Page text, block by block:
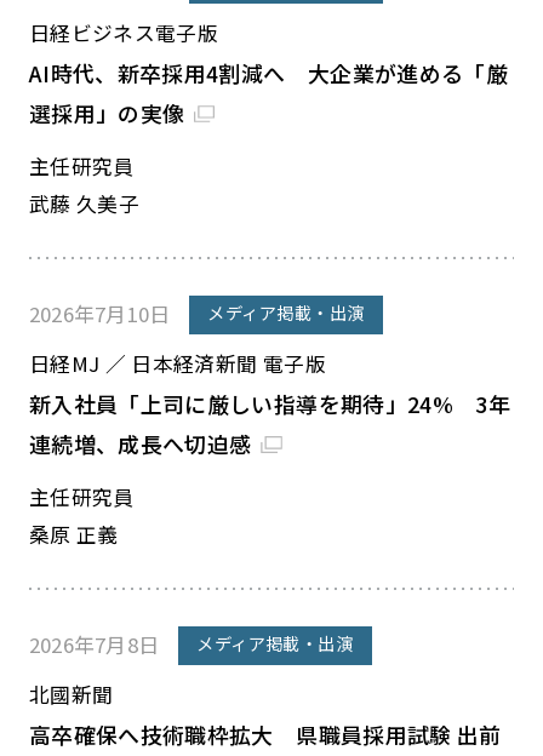
日経ビジネス電子版
AI時代、新卒採用4割減へ 大企業が進める「厳
選採用」の実像
主任研究員
武藤 久美子
2026年7月10日 メディア掲載・出演
日経MJ ／ 日本経済新聞 電子版
新入社員「上司に厳しい指導を期待」24% 3年
連続増、成長へ切迫感
主任研究員
桑原 正義
2026年7月8日 メディア掲載・出演
北國新聞
高卒確保へ技術職枠拡大 県職員採用試験 出前